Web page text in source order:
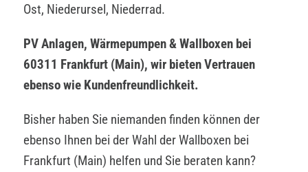
Ost, Niederursel, Niederrad.
PV Anlagen, Wärmepumpen & Wallboxen bei
60311 Frankfurt (Main), wir bieten Vertrauen
ebenso wie Kundenfreundlichkeit.
Bisher haben Sie niemanden finden können der
ebenso Ihnen bei der Wahl der Wallboxen bei
Frankfurt (Main) helfen und Sie beraten kann?